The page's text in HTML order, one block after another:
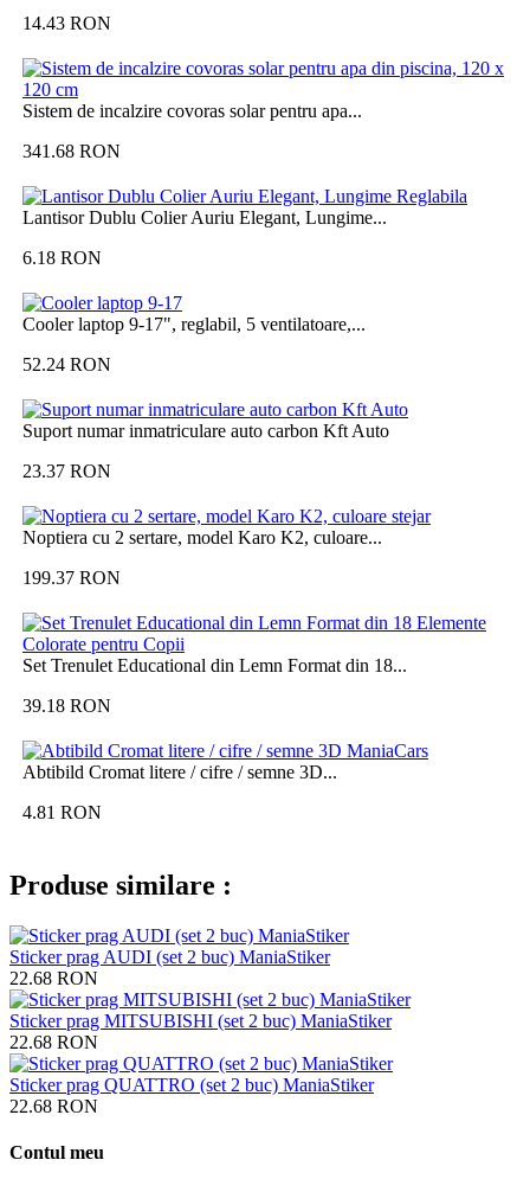
14.43 RON
Sistem de incalzire covoras solar pentru apa...
341.68 RON
Lantisor Dublu Colier Auriu Elegant, Lungime...
6.18 RON
Cooler laptop 9-17", reglabil, 5 ventilatoare,...
52.24 RON
Suport numar inmatriculare auto carbon Kft Auto
23.37 RON
Noptiera cu 2 sertare, model Karo K2, culoare...
199.37 RON
Set Trenulet Educational din Lemn Format din 18...
39.18 RON
Abtibild Cromat litere / cifre / semne 3D...
4.81 RON
Produse similare :
Sticker prag AUDI (set 2 buc) ManiaStiker
22.68 RON
Sticker prag MITSUBISHI (set 2 buc) ManiaStiker
22.68 RON
Sticker prag QUATTRO (set 2 buc) ManiaStiker
22.68 RON
Contul meu